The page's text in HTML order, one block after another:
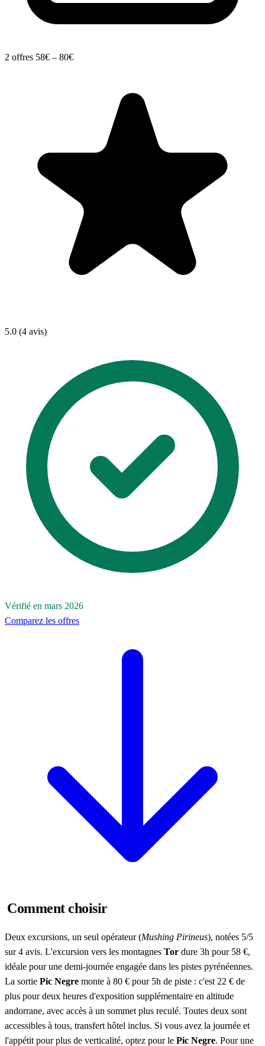
2 offres 58€ – 80€
5.0 (4 avis)
Vérifié en mars 2026
Comparez les offres
Comment choisir
Deux excursions, un seul opérateur (Mushing Pirineus), notées 5/5
sur 4 avis. L'excursion vers les montagnes Tor dure 3h pour 58 €,
idéale pour une demi-journée engagée dans les pistes pyrénéennes.
La sortie Pic Negre monte à 80 € pour 5h de piste : c'est 22 € de
plus pour deux heures d'exposition supplémentaire en altitude
andorrane, avec accès à un sommet plus reculé. Toutes deux sont
accessibles à tous, transfert hôtel inclus. Si vous avez la journée et
l'appétit pour plus de verticalité, optez pour le Pic Negre. Pour une